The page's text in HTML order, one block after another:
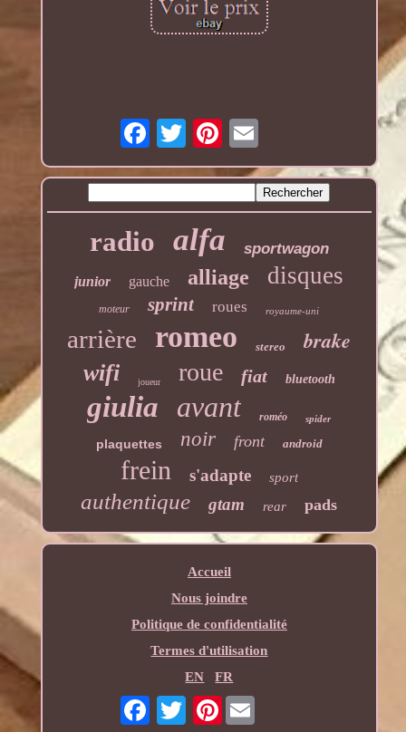
radio alfa sportwagon
junior gauche alliage disques
moteur sprint roues royaume-uni
arrière romeo stereo brake
wifi joueur roue fiat bluetooth
giulia avant roméo spider
plaquettes noir front android
frein s'adapte sport
authentique gtam rear pads
Accueil
Nous joindre
Politique de confidentialité
Termes d'utilisation
EN
FR
Pinterest